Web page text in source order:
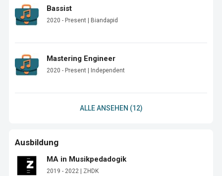
Bassist
2020 - Present | Biandapid
Mastering Engineer
2020 - Present | Independent
ALLE ANSEHEN (12)
Ausbildung
MA in Musikpedadogik
2019 - 2022 | ZHDK